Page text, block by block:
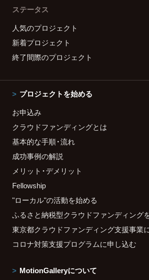
ステータス
人気のプロジェクト
新着プロジェクト
終了間際のプロジェクト
プロジェクトを始める
お申込み
クラウドファンディングとは
基本的な手順・流れ
成功事例の解説
メリット・デメリット
Fellowship
"ローカル"の活動を始める
ふるさと納税型クラウドファンディング
東京都クラウドファンディング支援事業
コロナ対策支援プログラムに申し込む
MotionGalleryについて